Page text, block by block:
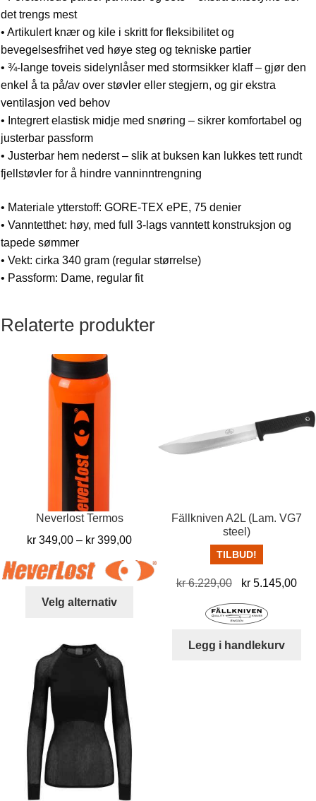
det trengs mest
• Artikulert knær og kile i skritt for fleksibilitet og
bevegelsesfrihet ved høye steg og tekniske partier
• ¾-lange toveis sidelynlåser med stormsikker klaff – gjør den
enkel å ta på/av over støvler eller stegjern, og gir ekstra
ventilasjon ved behov
• Integrert elastisk midje med snøring – sikrer komfortabel og
justerbar passform
• Justerbar hem nederst – slik at buksen kan lukkes tett rundt
fjellstøvler for å hindre vanninntrengning
• Materiale ytterstoff: GORE-TEX ePE, 75 denier
• Vanntetthet: høy, med full 3-lags vanntett konstruksjon og
tapede sømmer
• Vekt: cirka 340 gram (regular størrelse)
• Passform: Dame, regular fit
Relaterte produkter
Neverlost Termos
kr 349,00 – kr 399,00Prisområde:
til
Velg alternativ
Fällkniven A2L (Lam. VG7
steel)
TILBUD!
kr6.229,00
Opprinnelig
var:
kr 5.145,00
Legg i handlekurv